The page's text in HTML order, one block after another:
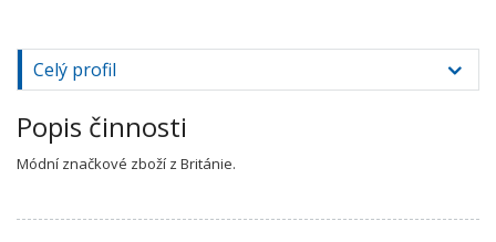
Celý profil
Popis činnosti
Módní značkové zboží z Británie.